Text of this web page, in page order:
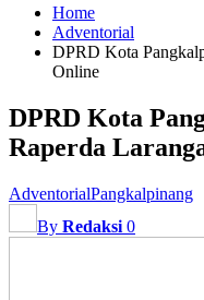
Home
Adventorial
DPRD Kota
Online
DPRD Kota
Raperda
AdventorialPangkalpinang
By Redaksi 0